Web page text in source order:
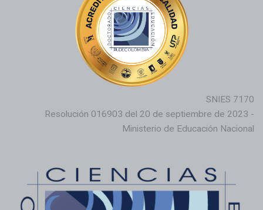
SNIES 7170
Resolución 016903 del 20 de septiembre de 2023 -
Ministerio de Educación Nacional